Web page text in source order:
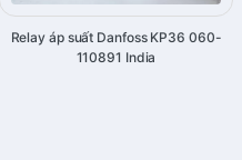
Relay áp suất Danfoss KP36 060-
110891 India